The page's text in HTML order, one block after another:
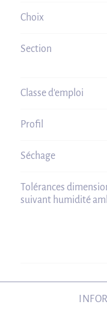
Choix
Section
Classe d'emploi
Profil
Séchage
Tolérances
suivant humidité